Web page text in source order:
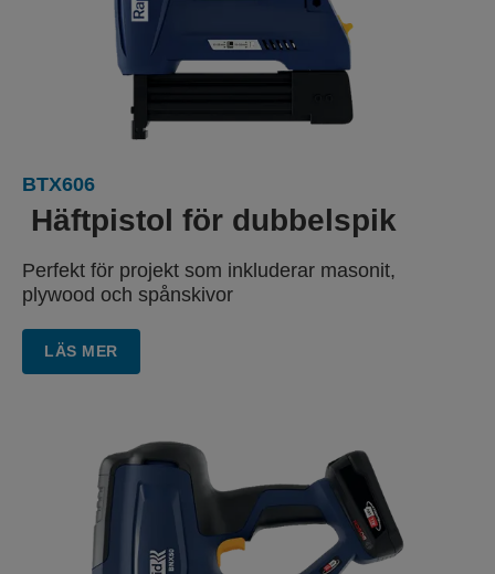
BTX606
Häftpistol för dubbelspik
Perfekt för projekt som inkluderar masonit,
plywood och spånskivor
LÄS MER